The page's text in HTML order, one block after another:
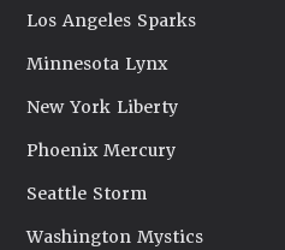
Los Angeles Sparks
Minnesota Lynx
New York Liberty
Phoenix Mercury
Seattle Storm
Washington Mystics